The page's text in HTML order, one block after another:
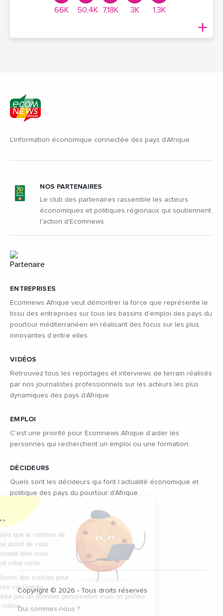
66K 50,4K 7,18K 3K 1,3K
L'information économique connectée des pays d'Afrique
ENTREPRISES
Ecomnews Afrique veut démontrer la force que représente le
tissu des entreprises sur tous les bassins d’emploi des pays du
pourtour méditerranéen en réalisant des focus sur les plus
innovantes d’entre elles.
VIDÉOS
Retrouvez tous les reportages et interviews de terrain réalisés
par nos journalistes professionnels sur les acteurs les plus
dynamiques des pays d'Afrique.
EMPLOI
C’est une priorité pour Ecomnews Afrique d’aider les
personnes qui recherchent un emploi ou une formation.
DÉCIDEURS
Quels sont les décideurs qui font l’actualité économique et
politique des pays du pourtour d'Afrique.
NOS PARTENAIRES
Le club des partenaires rassemble les acteurs
économiques et politiques régionaux qui soutiennent
l'action d'Ecomnews
Copyright © 2026 - Tous droits réservés
Qui sommes-nous ?